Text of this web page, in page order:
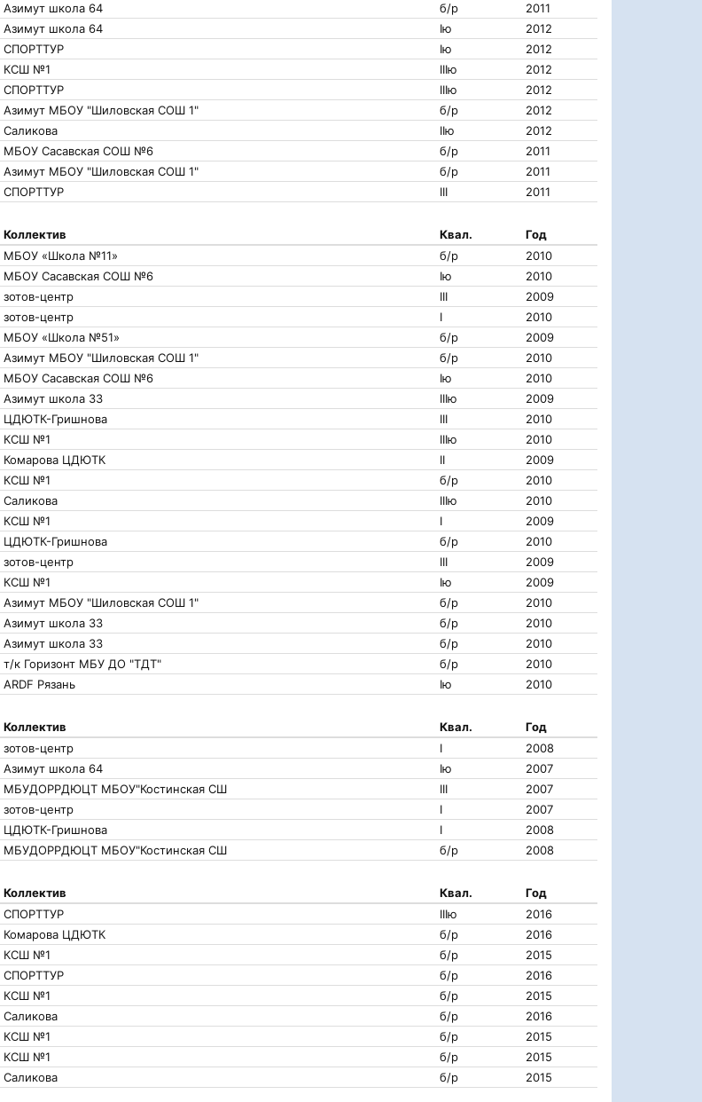
Азимут школа 64 б/р
2011
Азимут школа 64 Iю
2012
СПОРТТУР Iю
2012
КСШ №1 IIIю
2012
СПОРТТУР IIIю
2012
Азимут МБОУ "Шиловская СОШ 1" б/р
2012
Саликова IIю
2012
МБОУ Сасавская СОШ №6 б/р
2011
Азимут МБОУ "Шиловская СОШ 1" б/р
2011
СПОРТТУР III 2011
Коллектив Квал.
Год
МБОУ «Школа №11» б/р
2010
МБОУ Сасавская СОШ №6 Iю
2010
зотов-центр III
2009
зотов-центр I
2010
МБОУ «Школа №51» б/р
2009
Азимут МБОУ "Шиловская СОШ 1" б/р
2010
МБОУ Сасавская СОШ №6 Iю
2010
Азимут школа 33 IIIю
2009
ЦДЮТК-Гришнова III
2010
КСШ №1 IIIю
2010
Комарова ЦДЮТК II
2009
КСШ №1 б/р
2010
Саликова IIIю
2010
КСШ №1 I
2009
ЦДЮТК-Гришнова б/р
2010
зотов-центр III
2009
КСШ №1 Iю
2009
Азимут МБОУ "Шиловская СОШ 1" б/р
2010
Азимут школа 33 б/р
2010
Азимут школа 33 б/р
2010
т/к Горизонт МБУ ДО "ТДТ" б/р
2010
ARDF Рязань Iю 2010
Коллектив Квал.
Год
зотов-центр I
2008
Азимут школа 64 Iю
2007
МБУДОРРДЮЦТ МБОУ"Костинская СШ III
2007
зотов-центр I
2007
ЦДЮТК-Гришнова I
2008
МБУДОРРДЮЦТ МБОУ"Костинская СШ б/р 2008
Коллектив Квал.
Год
СПОРТТУР IIIю
2016
Комарова ЦДЮТК б/р
2016
КСШ №1 б/р
2015
СПОРТТУР б/р
2016
КСШ №1 б/р
2015
Саликова б/р
2016
КСШ №1 б/р
2015
КСШ №1 б/р
2015
Саликова б/р 2015